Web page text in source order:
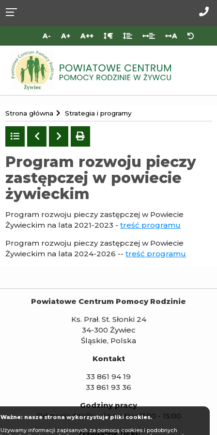
dostępności
głównej
treści
menu
stopki
nas
A- A+ A++ A
Portal
Powiatowego
Centrum
Pomocy
Rodzinie
w
Żywcu
Strona główna Strategia i programy
Powrót
do
listy
Poprzedni
Następny
drukuj
Program rozwoju pieczy
zastępczej w powiecie
żywieckim
Program rozwoju pieczy zastępczej w Powiecie
Żywieckim na lata 2021-2023 -treść programu
Program rozwoju pieczy zastępczej w Powiecie
Żywieckim na lata 2024-2026 --treść programu
Powiatowe Centrum Pomocy Rodzinie
Ks. Prał. St. Słonki 24
34-300 Żywiec
Śląskie, Polska
Kontakt
33 861 94 19
33 861 93 36
Godziny pracy
Od poniedziałku do piątku: 7:00 - 15:00
Ważne: nasze strona wykorzystuje pliki cookies.
Używamy informacji zapisanych za pomocą cookies i podobnych